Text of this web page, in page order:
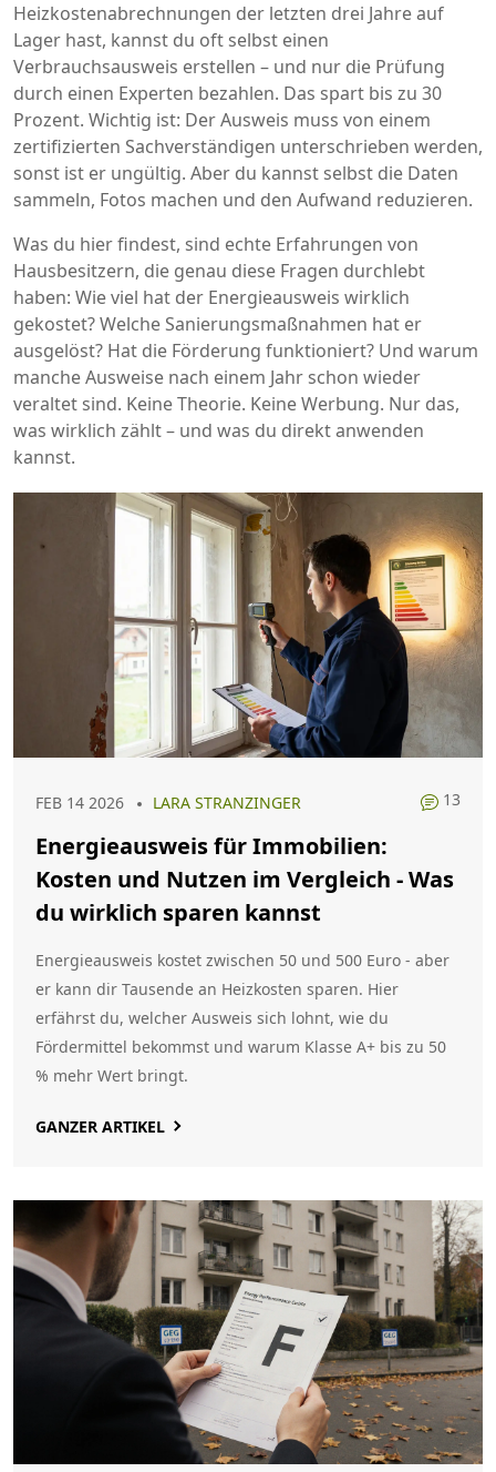
Heizkostenabrechnungen der letzten drei Jahre auf
Lager hast, kannst du oft selbst einen
Verbrauchsausweis erstellen – und nur die Prüfung
durch einen Experten bezahlen. Das spart bis zu 30
Prozent. Wichtig ist: Der Ausweis muss von einem
zertifizierten Sachverständigen unterschrieben werden,
sonst ist er ungültig. Aber du kannst selbst die Daten
sammeln, Fotos machen und den Aufwand reduzieren.
Was du hier findest, sind echte Erfahrungen von
Hausbesitzern, die genau diese Fragen durchlebt
haben: Wie viel hat der Energieausweis wirklich
gekostet? Welche Sanierungsmaßnahmen hat er
ausgelöst? Hat die Förderung funktioniert? Und warum
manche Ausweise nach einem Jahr schon wieder
veraltet sind. Keine Theorie. Keine Werbung. Nur das,
was wirklich zählt – und was du direkt anwenden
kannst.
FEB 14 2026 LARA STRANZINGER 13
Energieausweis für Immobilien:
Kosten und Nutzen im Vergleich - Was
du wirklich sparen kannst
Energieausweis kostet zwischen 50 und 500 Euro - aber
er kann dir Tausende an Heizkosten sparen. Hier
erfährst du, welcher Ausweis sich lohnt, wie du
Fördermittel bekommst und warum Klasse A+ bis zu 50
% mehr Wert bringt.
GANZER ARTIKEL